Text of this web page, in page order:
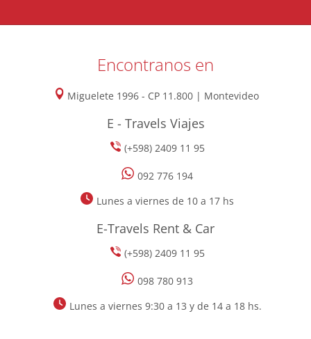
Encontranos en
Miguelete 1996 - CP 11.800 | Montevideo
E - Travels Viajes
(+598) 2409 11 95
092 776 194
Lunes a viernes de 10 a 17 hs
E-Travels Rent & Car
(+598) 2409 11 95
098 780 913
Lunes a viernes 9:30 a 13 y de 14 a 18 hs.